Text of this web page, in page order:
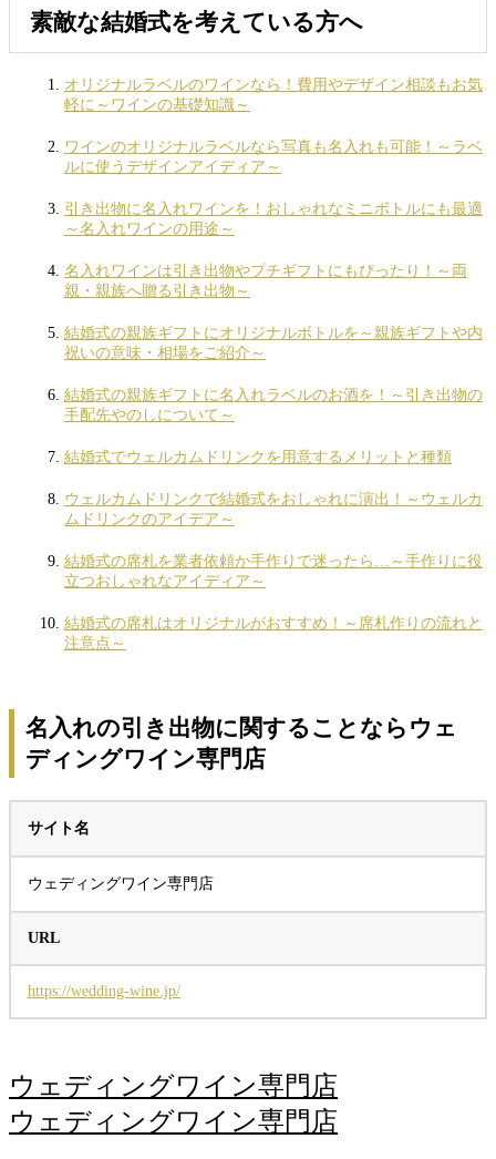
素敵な結婚式を考えている方へ
オリジナルラベルのワインなら！費用やデザイン相談もお気
軽に～ワインの基礎知識～
ワインのオリジナルラベルなら写真も名入れも可能！～ラベ
ルに使うデザインアイディア～
引き出物に名入れワインを！おしゃれなミニボトルにも最適
～名入れワインの用途～
名入れワインは引き出物やプチギフトにもぴったり！～両
親・親族へ贈る引き出物～
結婚式の親族ギフトにオリジナルボトルを～親族ギフトや内
祝いの意味・相場をご紹介～
結婚式の親族ギフトに名入れラベルのお酒を！～引き出物の
手配先やのしについて～
結婚式でウェルカムドリンクを用意するメリットと種類
ウェルカムドリンクで結婚式をおしゃれに演出！～ウェルカ
ムドリンクのアイデア～
結婚式の席札を業者依頼か手作りで迷ったら…～手作りに役
立つおしゃれなアイディア～
結婚式の席札はオリジナルがおすすめ！～席札作りの流れと
注意点～
名入れの引き出物に関することならウェ
ディングワイン専門店
サイト名
ウェディングワイン専門店
URL
https://wedding-wine.jp/
ウェディングワイン専門店
ウェディングワイン専門店